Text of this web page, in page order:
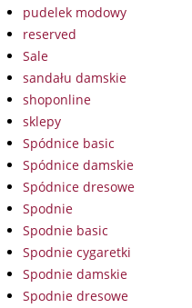
pudelek modowy
reserved
Sale
sandału damskie
shoponline
sklepy
Spódnice basic
Spódnice damskie
Spódnice dresowe
Spodnie
Spodnie basic
Spodnie cygaretki
Spodnie damskie
Spodnie dresowe